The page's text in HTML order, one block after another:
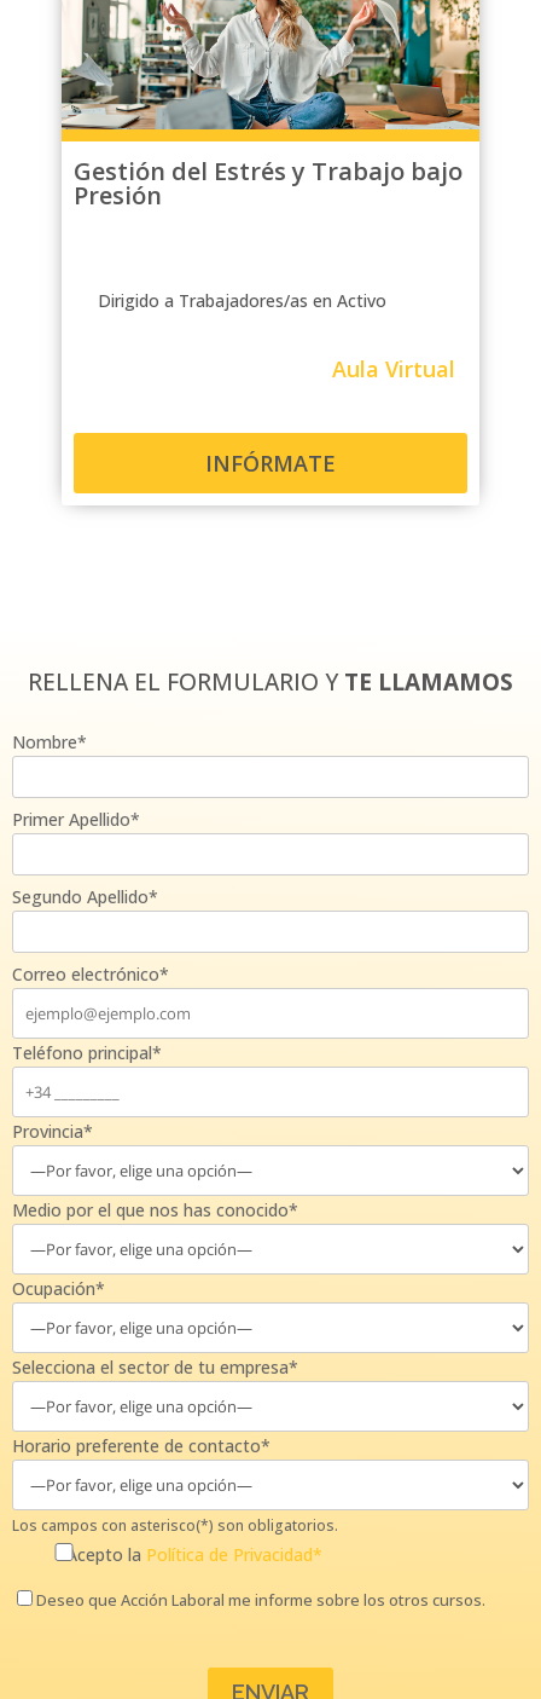
Gestión del Estrés y Trabajo bajo
Presión
Dirigido a Trabajadores/as en Activo
Aula Virtual
INFÓRMATE
RELLENA EL FORMULARIO YTE LLAMAMOS
Nombre*
Primer Apellido*
Segundo Apellido*
Correo electrónico*
Teléfono principal*
Provincia*
Medio por el que nos has conocido*
Ocupación*
Selecciona el sector de tu empresa*
Horario preferente de contacto*
Los campos con asterisco(*) son obligatorios.
Acepto la Política de Privacidad*
Deseo que Acción Laboral me informe sobre los otros cursos.